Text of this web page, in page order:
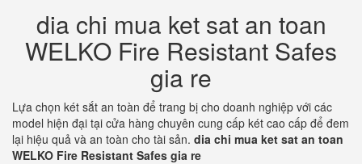
dia chi mua ket sat an toan
WELKO Fire Resistant Safes
gia re
Lựa chọn két sắt an toàn để trang bị cho doanh nghiệp với các
model hiện đại tại cửa hàng chuyên cung cấp két cao cấp để đem
lại hiệu quả và an toàn cho tài sản. dia chi mua ket sat an toan
WELKO Fire Resistant Safes gia re